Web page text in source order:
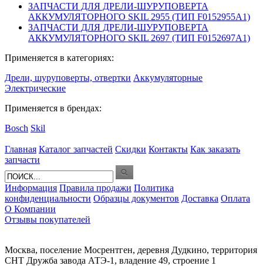
ЗАПЧАСТИ ДЛЯ ДРЕЛИ-ШУРУПОВЕРТА
АККУМУЛЯТОРНОГО SKIL 2955 (ТИП F0152955A1)
ЗАПЧАСТИ ДЛЯ ДРЕЛИ-ШУРУПОВЕРТА
АККУМУЛЯТОРНОГО SKIL 2697 (ТИП F0152697A1)
Применяется в категориях:
Дрели, шуруповерты, отвертки Аккумуляторные
Электрические
Применяется в брендах:
Bosch Skil
Главная Каталог запчастей Скидки Контакты Как заказать
запчасти
Информация Правила продажи Политика
конфиденциальности Образцы документов Доставка Оплата
О Компании
Отзывы покупателей
Москва, поселение Мосрентген, деревня Дудкино, территория
СНТ Дружба завода АТЭ-1, владение 49, строение 1